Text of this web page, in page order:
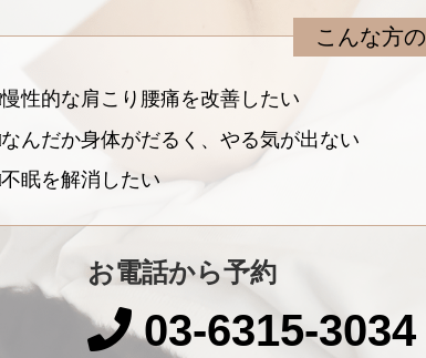
こんな方
慢性的な肩こり腰痛を改善したい
なんだか身体がだるく、やる気が出ない
不眠を解消したい
お電話から予約
03-6315-3034